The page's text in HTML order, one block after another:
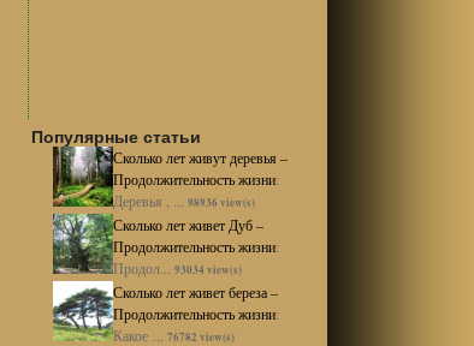
Популярные статьи
Сколько лет живут деревья –
Продолжительность жизни:
Деревья , ...
98936 view(s)
Сколько лет живет Дуб –
Продолжительность жизни:
Продол...
93034 view(s)
Сколько лет живет береза –
Продолжительность жизни:
Какое ...
76782 view(s)